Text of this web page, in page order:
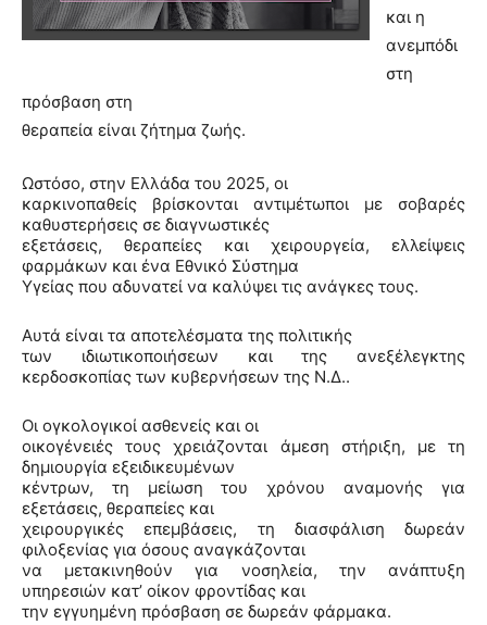
και η
ανεμπόδι
στη
πρόσβαση στη
θεραπεία είναι ζήτημα ζωής.
Ωστόσο, στην Ελλάδα του 2025, οι
καρκινοπαθείς βρίσκονται αντιμέτωποι με σοβαρές
καθυστερήσεις σε διαγνωστικές
εξετάσεις, θεραπείες και χειρουργεία, ελλείψεις
φαρμάκων και ένα Εθνικό Σύστημα
Υγείας που αδυνατεί να καλύψει τις ανάγκες τους.
Αυτά είναι τα αποτελέσματα της πολιτικής
των ιδιωτικοποιήσεων και της ανεξέλεγκτης
κερδοσκοπίας των κυβερνήσεων της Ν.Δ..
Οι ογκολογικοί ασθενείς και οι
οικογένειές τους χρειάζονται άμεση στήριξη, με τη
δημιουργία εξειδικευμένων
κέντρων, τη μείωση του χρόνου αναμονής για
εξετάσεις, θεραπείες και
χειρουργικές επεμβάσεις, τη διασφάλιση δωρεάν
φιλοξενίας για όσους αναγκάζονται
να μετακινηθούν για νοσηλεία, την ανάπτυξη
υπηρεσιών κατ’ οίκον φροντίδας και
την εγγυημένη πρόσβαση σε δωρεάν φάρμακα.